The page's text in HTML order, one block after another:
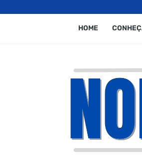
HOME